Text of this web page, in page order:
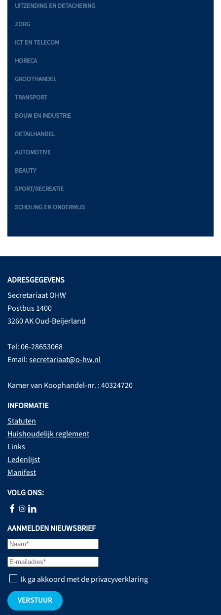
UITZENDING EN DETACHERING
ZORG
ICT EN TELECOM
HORECA
GROOTHANDEL
TRANSPORT
BOUW EN INDUSTRIE
DETAILHANDEL
AUTOMOTIVE
BEAUTY
SPORT/RECREATIE
SCHOLING EN ONDERWIJS
ADRESGEGEVENS
Secretariaat OHW
Postbus 1400
3260 AK Oud-Beijerland
Tel: 06-28653068
Email:secretariaat@o-hw.nl
Kamer van Koophandel-nr. : 40324720
INFORMATIE
Statuten
Huishoudelijk reglement
Links
Ledenlijst
Manifest
VOLG ONS:
AANMELDEN NIEUWSBRIEF
Ik ga akkoord met de privacyverklaring
VERSTUUR